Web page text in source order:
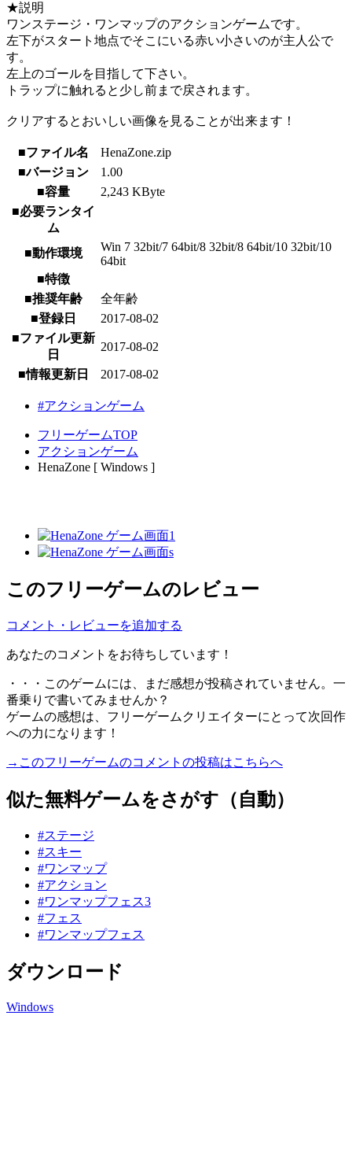
★説明
ワンステージ・ワンマップのアクションゲームです。
左下がスタート地点でそこにいる赤い小さいのが主人公で
す。
左上のゴールを目指して下さい。
トラップに触れると少し前まで戻されます。
クリアするとおいしい画像を見ることが出来ます！
■ファイル名
HenaZone.zip
■バージョン
1.00
■容量
2,243 KByte
■必要ランタイ
ム
■動作環境
Win 7 32bit/7 64bit/8 32bit/8 64bit/10 32bit/10
64bit
■特徴
■推奨年齢
全年齢
■登録日
2017-08-02
■ファイル更新
日
2017-08-02
■情報更新日 2017-08-02
#アクションゲーム
フリーゲームTOP
アクションゲーム
HenaZone [ Windows ]
このフリーゲームのレビュー
コメント・レビューを追加する
あなたのコメントをお待ちしています！
・・・このゲームには、まだ感想が投稿されていません。一
番乗りで書いてみませんか？
ゲームの感想は、フリーゲームクリエイターにとって次回作
への力になります！
→このフリーゲームのコメントの投稿はこちらへ
似た無料ゲームをさがす（自動）
#ステージ
#スキー
#ワンマップ
#アクション
#ワンマップフェス3
#フェス
#ワンマップフェス
ダウンロード
Windows